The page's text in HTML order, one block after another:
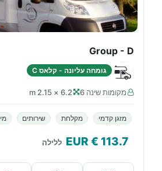
Group - D
גומחה עליונה - קלאס C
מקומות שינה 6 6.2 × 2.15 m
מזגן קדמי מקלחת שירותים
113.7
€ EUR ללילה